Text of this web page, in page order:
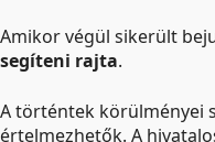
Amikor végül sikerült
segíteni rajta.
A történtek körülményei
értelmezhetők. A